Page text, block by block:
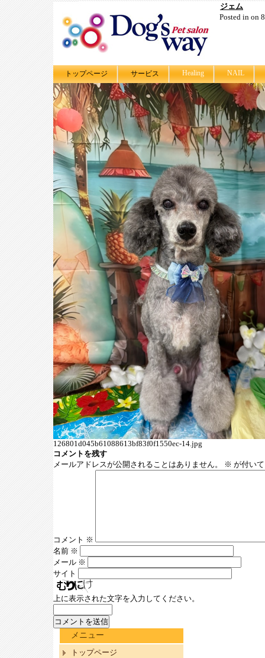
トップページ サービス Healing NAIL
ジェム
Posted in on
126801d045b61088613bf83f0f1550ec-14.jpg
コメントを残す
メールアドレスが公開されることはありません。
※ が付い
コメント ※
名前 ※
メール ※
サイト
上に表示された文字を入力してください。
メニュー
トップページ